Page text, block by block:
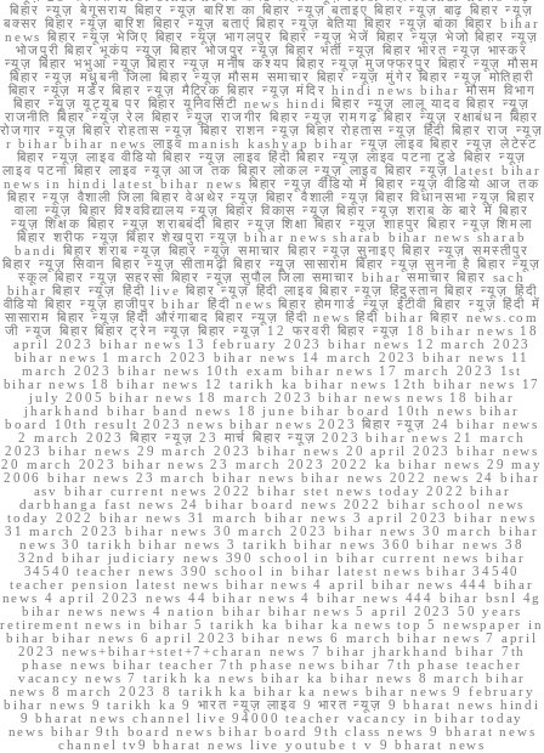
बिहार न्यूज़ बेगूसराय बिहार न्यूज़ बारिश का बिहार न्यूज़ बताइए बिहार न्यूज़ बाढ़ बिहार न्यूज़
बक्सर बिहार न्यूज़ बारिश बिहार न्यूज़ बताएं बिहार न्यूज़ बेतिया बिहार न्यूज़ बांका बिहार bihar
news बिहार न्यूज़ भेजिए बिहार न्यूज़ भागलपुर बिहार न्यूज़ भेजें बिहार न्यूज़ भेजो बिहार न्यूज़
भोजपुरी बिहार भूकंप न्यूज़ बिहार भोजपुर न्यूज़ बिहार भर्ती न्यूज़ बिहार भारत न्यूज़ भास्कर
न्यूज़ बिहार भभुआ न्यूज़ बिहार न्यूज़ मनीष कश्यप बिहार न्यूज़ मुजफ्फरपुर बिहार न्यूज़ मौसम
बिहार न्यूज़ मधुबनी जिला बिहार न्यूज़ मौसम समाचार बिहार न्यूज़ मुंगेर बिहार न्यूज़ मोतिहारी
बिहार न्यूज़ मर्डर बिहार न्यूज़ मैट्रिक बिहार न्यूज़ मंदिर hindi news bihar मौसम विभाग
बिहार न्यूज़ यूट्यूब पर बिहार यूनिवर्सिटी news hindi बिहार न्यूज़ लालू यादव बिहार न्यूज़
राजनीति बिहार न्यूज़ रेल बिहार न्यूज़ राजगीर बिहार न्यूज़ रामगढ़ बिहार न्यूज़ रक्षाबंधन बिहार
रोजगार न्यूज़ बिहार रोहतास न्यूज़ बिहार राशन न्यूज़ बिहार रोहतास न्यूज़ हिंदी बिहार राज न्यूज़
r bihar bihar news लाइव manish kashyap bihar न्यूज़ लाइव बिहार न्यूज़ लेटेस्ट
बिहार न्यूज़ लाइव वीडियो बिहार न्यूज़ लाइव हिंदी बिहार न्यूज़ लाइव पटना टुडे बिहार न्यूज़
लाइव पटना बिहार लाइव न्यूज़ आज तक बिहार लोकल न्यूज़ लाइव बिहार न्यूज़ latest bihar
news in hindi latest bihar news बिहार न्यूज़ वीडियो में बिहार न्यूज़ वीडियो आज तक
बिहार न्यूज़ वैशाली जिला बिहार वेअथेर न्यूज़ बिहार वैशाली न्यूज़ बिहार विधानसभा न्यूज़ बिहार
वाला न्यूज़ बिहार विश्वविद्यालय न्यूज़ बिहार विकास न्यूज़ बिहार न्यूज़ शराब के बारे में बिहार
न्यूज़ शिक्षक बिहार न्यूज़ शराबबंदी बिहार न्यूज़ शिक्षा बिहार न्यूज़ शाहपुर बिहार न्यूज़ शिमला
बिहार शरीफ न्यूज़ बिहार शेखपुरा न्यूज़ bihar news sharab bihar news sharab
bandi बिहार शराब न्यूज़ बिहार न्यूज़ समाचार बिहार न्यूज़ सुनाइए बिहार न्यूज़ समस्तीपुर
बिहार न्यूज़ सिवान बिहार न्यूज़ सीतामढ़ी बिहार न्यूज़ सासाराम बिहार न्यूज़ सुनना है बिहार न्यूज़
स्कूल बिहार न्यूज़ सहरसा बिहार न्यूज़ सुपौल जिला समाचार bihar समाचार बिहार sach
bihar बिहार न्यूज़ हिंदी live बिहार न्यूज़ हिंदी लाइव बिहार न्यूज़ हिंदुस्तान बिहार न्यूज़ हिंदी
वीडियो बिहार न्यूज़ हाजीपुर bihar हिंदी news बिहार होमगार्ड न्यूज़ ईटीवी बिहार न्यूज़ हिंदी में
सासाराम बिहार न्यूज़ हिंदी औरंगाबाद बिहार न्यूज़ हिंदी news हिंदी bihar बिहार news.com
जी न्यूज बिहार बिहार ट्रेन न्यूज़ बिहार न्यूज़ 12 फरवरी बिहार न्यूज़ 18 bihar news 18
april 2023 bihar news 13 february 2023 bihar news 12 march 2023
bihar news 1 march 2023 bihar news 14 march 2023 bihar news 11
march 2023 bihar news 10th exam bihar news 17 march 2023 1st
bihar news 18 bihar news 12 tarikh ka bihar news 12th bihar news 17
july 2005 bihar news 18 march 2023 bihar news news 18 bihar
jharkhand bihar band news 18 june bihar board 10th news bihar
board 10th result 2023 news bihar news 2023 बिहार न्यूज़ 24 bihar news
2 march 2023 बिहार न्यूज़ 23 मार्च बिहार न्यूज़ 2023 bihar news 21 march
2023 bihar news 29 march 2023 bihar news 20 april 2023 bihar news
20 march 2023 bihar news 23 march 2023 2022 ka bihar news 29 may
2006 bihar news 23 march bihar news bihar news 2022 news 24 bihar
asv bihar current news 2022 bihar stet news today 2022 bihar
darbhanga fast news 24 bihar board news 2022 bihar school news
today 2022 bihar news 31 march bihar news 3 april 2023 bihar news
31 march 2023 bihar news 30 march 2023 bihar news 30 march bihar
news 30 tarikh bihar news 3 tarikh bihar news 360 bihar news 38
32nd bihar judiciary news 390 school in bihar current news bihar
34540 teacher news 390 school in bihar latest news bihar 34540
teacher pension latest news bihar news 4 april bihar news 444 bihar
news 4 april 2023 news 44 bihar news 4 bihar news 444 bihar bsnl 4g
bihar news news 4 nation bihar bihar news 5 april 2023 50 years
retirement news in bihar 5 tarikh ka bihar ka news top 5 newspaper in
bihar bihar news 6 april 2023 bihar news 6 march bihar news 7 april
2023 news+bihar+stet+7+charan news 7 bihar jharkhand bihar 7th
phase news bihar teacher 7th phase news bihar 7th phase teacher
vacancy news 7 tarikh ka news bihar ka bihar news 8 march bihar
news 8 march 2023 8 tarikh ka bihar ka news bihar news 9 february
bihar news 9 tarikh ka 9 भारत न्यूज़ लाइव 9 भारत न्यूज़ 9 bharat news hindi
9 bharat news channel live 94000 teacher vacancy in bihar today
news bihar 9th board news bihar board 9th class news 9 bharat news
channel tv9 bharat news live youtube t v 9 bharat news